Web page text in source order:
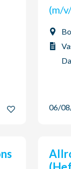
06/
Allround Magazijnier